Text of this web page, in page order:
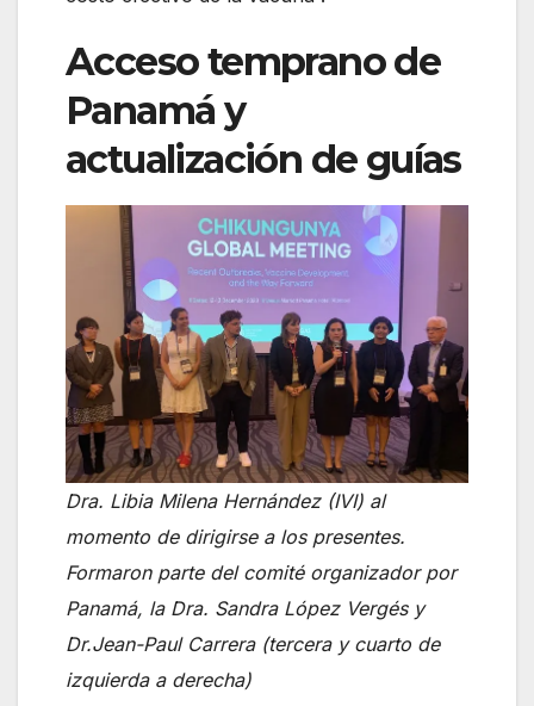
Acceso temprano de
Panamá y
actualización de guías
Dra. Libia Milena Hernández (IVI) al
momento de dirigirse a los presentes.
Formaron parte del comité organizador por
Panamá, la Dra. Sandra López Vergés y
Dr.Jean-Paul Carrera (tercera y cuarto de
izquierda a derecha)